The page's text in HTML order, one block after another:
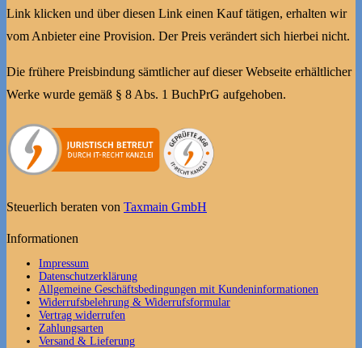
Link klicken und über diesen Link einen Kauf tätigen, erhalten wir
vom Anbieter eine Provision. Der Preis verändert sich hierbei nicht.
Die frühere Preisbindung sämtlicher auf dieser Webseite erhältlicher
Werke wurde gemäß § 8 Abs. 1 BuchPrG aufgehoben.
Steuerlich beraten von Taxmain GmbH
Informationen
Impressum
Datenschutzerklärung
Allgemeine Geschäftsbedingungen mit Kundeninformationen
Widerrufsbelehrung & Widerrufsformular
Vertrag widerrufen
Zahlungsarten
Versand & Lieferung